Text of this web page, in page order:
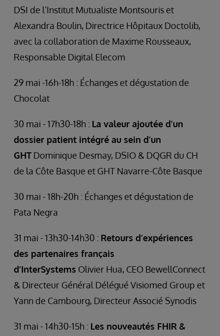
DSI de l’Institut Mutualiste Montsouris et
Alexandra Boulin, Directrice Hôpitaux Doctolib,
avec la collaboration de Maxime Rousseaux,
Responsable Digital Elecom
29 mai -16h-18h : Échanges et dégustation de
Chocolat
30 mai - 17h30-18h : La valeur ajoutée d’un
dossier patient intégré au sein d’un
GHT Dominique Desmay, DSIO & DQGR du CH
de la Côte Basque et GHT Navarre-Côte Basque
30 mai - 18h-20h : Échanges et dégustation de
Pata Negra
31 mai - 13h30-14h30 : Retours d’expériences
des partenaires français
d’InterSystems Olivier Hua, CEO BewellConnect
& Directeur Général Délégué Visiomed Group et
Yann de Cambourg, Directeur Associé Synodis
31 mai - 14h30-15h : Les nouveautés FHIR &